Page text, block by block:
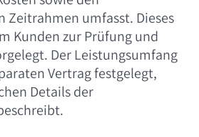
Zeitrahmen umfasst. Dieses
Kunden zur Prüfung und
Der Leistungsumfang
Vertrag festgelegt,
Details der